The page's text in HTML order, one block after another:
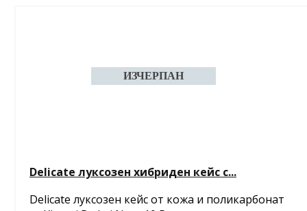
Delicate луксозен хибриден кейс с...
Delicate луксозен кейс от кожа и поликарбонат